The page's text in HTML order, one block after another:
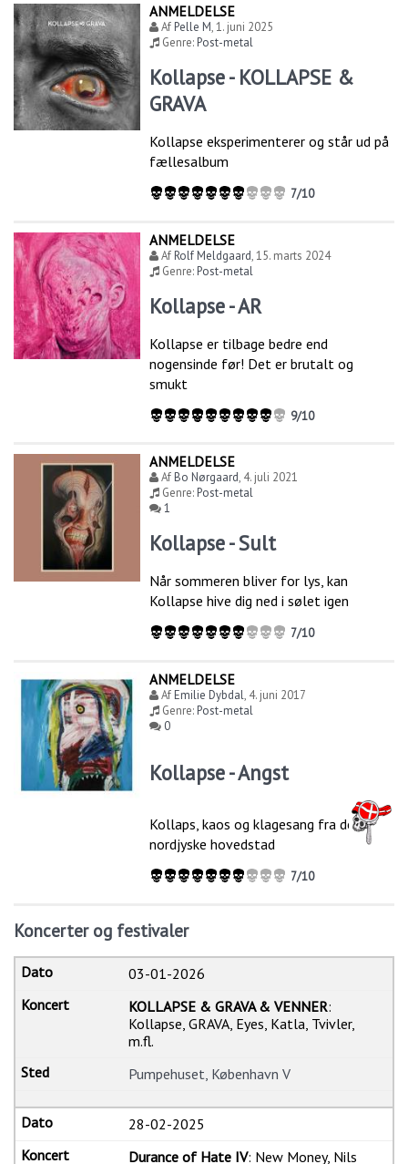
ANMELDELSE
AfPelle M,1. juni 2025
Genre:Post-metal
Kollapse - KOLLAPSE &
GRAVA
Kollapse eksperimenterer og står ud på
fællesalbum
7/10
ANMELDELSE
AfRolf Meldgaard,15. marts 2024
Genre:Post-metal
Kollapse - AR
Kollapse er tilbage bedre end
nogensinde før! Det er brutalt og
smukt
9/10
ANMELDELSE
AfBo Nørgaard, 4. juli 2021
Genre:Post-metal
1
Kollapse - Sult
Når sommeren bliver for lys, kan
Kollapse hive dig ned i sølet igen
7/10
ANMELDELSE
AfEmilie Dybdal, 4. juni 2017
Genre:Post-metal
0
Kollapse - Angst
Kollaps, kaos og klagesang fra den
nordjyske hovedstad
7/10
Koncerter og festivaler
03-01-2026
KOLLAPSE & GRAVA & VENNER:
Kollapse, GRAVA, Eyes, Katla, Tvivler,
m.fl.
Pumpehuset, København V
28-02-2025
Durance of Hate IV: New Money, Nils